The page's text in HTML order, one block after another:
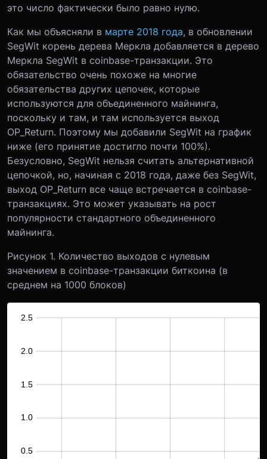
это число фактически было равно нулю.
Как мы объясняли в марте 2018 года, в обновлении
SegWit корень дерева Меркла добавляется в дерево
Меркла SegWit в coinbase-транзакции. Это
обязательство очень похоже на многие
обязательства других цепочек, которые
используются для объединенного майнинга,
поскольку и там, и там используется выход
OP_Return. Поэтому мы добавили SegWit на график
ниже (его принятие достигло почти 100%).
Безусловно, SegWit нельзя считать альтернативной
цепочкой, но, начиная с 2018 года, даже без SegWit,
выход OP_Return все чаще встречается в coinbase-
транзакциях. Это может указывать на рост
популярности стандартного объединенного
майнинга.
Рисунок 1. Количество выходов с нулевым
значением в coinbase-транзакции биткоина (в
среднем на 1000 блоков)